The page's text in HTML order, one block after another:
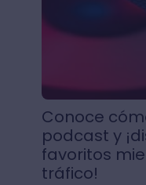
Conoce
podcast y
favoritos
tráfico!